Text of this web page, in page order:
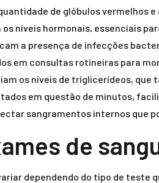
de glóbulos vermelhos
os níveis hormonais, essenciais
a presença de infecções
em consultas rotineiras para
os níveis de triglicerídeos,
em questão de minutos,
sangramentos internos que
de
dependendo do tipo de teste